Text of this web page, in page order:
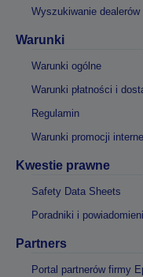
Wyszukiwanie dealerów
Warunki
Warunki ogólne
Warunki płatności i
Regulamin
Warunki promocji
Kwestie prawne
Safety Data Sheets
Poradniki i
Partners
Portal partnerów firmy